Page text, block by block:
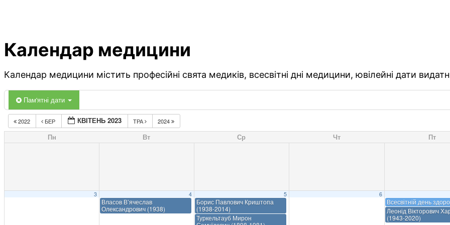
Календар медицини
Календар медицини містить професійні свята медиків, всесвітні дні медицини, ювілейні дати
Пам'ятні дати
2022 БЕР КВІТЕНЬ 2023 ТРА 2024
Пн Вт Ср Чт Пт
3 4
Власов В’ячеслав
Олександрович (1938)
5
Борис Павлович Криштопа
(1938-2014)
Туркельтауб Мирон
6
Всесвітній день
Леонід Вікторович
(1943-2020)